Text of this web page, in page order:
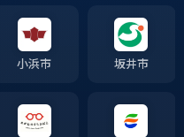
小浜市 坂井市